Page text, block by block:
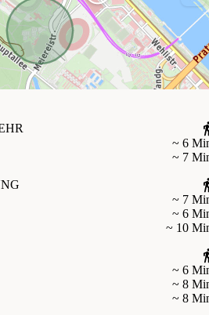
~ 6
~ 7
~ 7
~ 6
~ 10
~ 6
~ 8
~ 8